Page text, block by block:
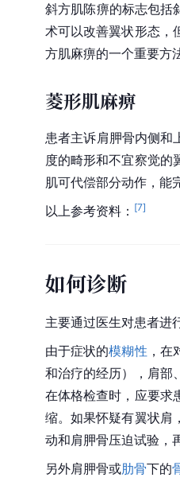
斜方肌陈痹的标志包括
术可以改善翼状形态，
方肌麻痹的一个重要方
菱形肌麻痹
患者主诉肩胛骨内侧和
度的畸形和不宜察觉的
肌可代偿部分动作，能
以上参考资料： [7]
如何诊断
主要通过医生对患者进
由于症状的模糊性 ，
和治疗的经历），肩部
在体格检查时，应要求
缩。如果怀疑有翼状肩
动和肩胛骨压迫试验，
另外肩胛骨或肋骨下的